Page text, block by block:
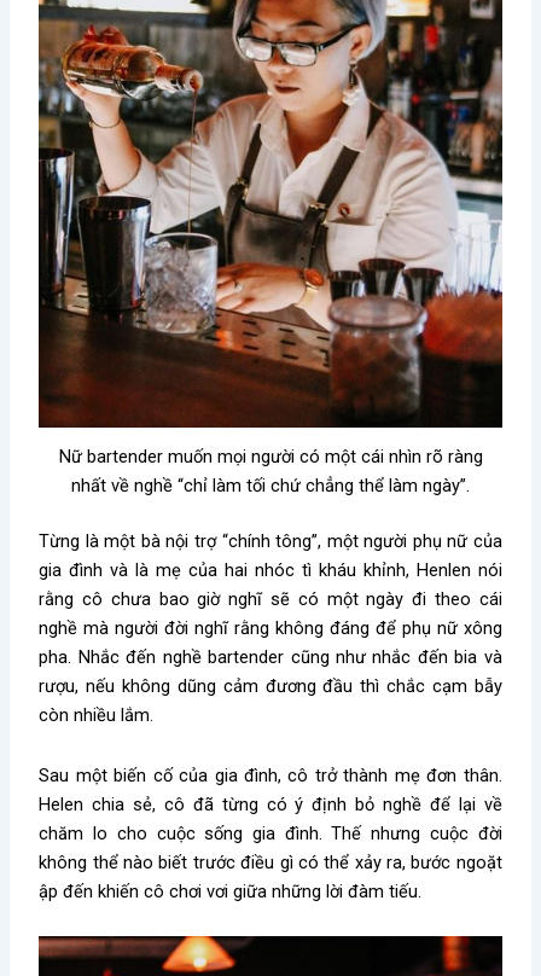
Nữ bartender muốn mọi người có một cái nhìn rõ ràng
nhất về nghề “chỉ làm tối chứ chẳng thể làm ngày”.
Từng là một bà nội trợ “chính tông”, một người phụ nữ của
gia đình và là mẹ của hai nhóc tì kháu khỉnh, Henlen nói
rằng cô chưa bao giờ nghĩ sẽ có một ngày đi theo cái
nghề mà người đời nghĩ rằng không đáng để phụ nữ xông
pha. Nhắc đến nghề bartender cũng như nhắc đến bia và
rượu, nếu không dũng cảm đương đầu thì chắc cạm bẫy
còn nhiều lắm.
Sau một biến cố của gia đình, cô trở thành mẹ đơn thân.
Helen chia sẻ, cô đã từng có ý định bỏ nghề để lại về
chăm lo cho cuộc sống gia đình. Thế nhưng cuộc đời
không thể nào biết trước điều gì có thể xảy ra, bước ngoặt
ập đến khiến cô chơi vơi giữa những lời đàm tiếu.